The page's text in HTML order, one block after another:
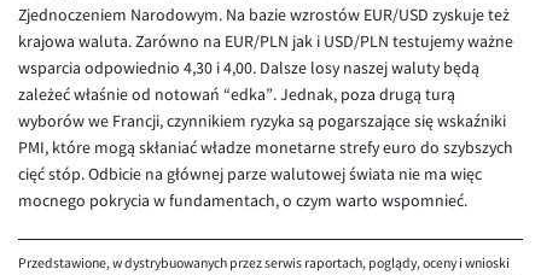
EUR/HUF
EUR/ILS
EUR/JPY
EUR/NZD
EUR/RON
EUR/TRY
Zjednoczeniem Narodowym. Na bazie wzrostów EUR/USD zyskuje też
krajowa waluta. Zarówno na EUR/PLN jak i USD/PLN testujemy ważne
wsparcia odpowiednio 4,30 i 4,00. Dalsze losy naszej waluty będą
zależeć właśnie od notowań “edka”. Jednak, poza drugą turą
wyborów we Francji, czynnikiem ryzyka są pogarszające się wskaźniki
PMI, które mogą skłaniać władze monetarne strefy euro do szybszych
cięć stóp. Odbicie na głównej parze walutowej świata nie ma więc
mocnego pokrycia w fundamentach, o czym warto wspomnieć.
Przedstawione, w dystrybuowanych przez serwis raportach, poglądy, oceny i wnioski